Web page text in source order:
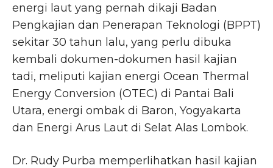
energi laut yang pernah dikaji Badan
Pengkajian dan Penerapan Teknologi (BPPT)
sekitar 30 tahun lalu, yang perlu dibuka
kembali dokumen-dokumen hasil kajian
tadi, meliputi kajian energi Ocean Thermal
Energy Conversion (OTEC) di Pantai Bali
Utara, energi ombak di Baron, Yogyakarta
dan Energi Arus Laut di Selat Alas Lombok.
Dr. Rudy Purba memperlihatkan hasil kajian